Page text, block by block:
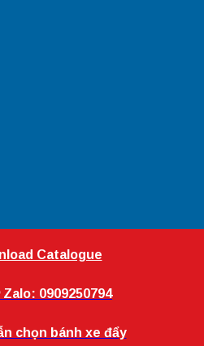
Catalogue
0909250794
chọn bánh xe đẩy